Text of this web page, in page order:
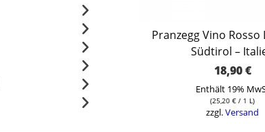
Pranzegg Vino Rosso
Südtirol –
18,90€
Enthält 19%
(25,20€ / 1 L)
zzgl.Versand